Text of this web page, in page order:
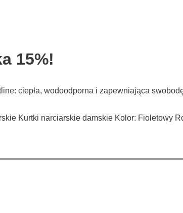
15%!
ciepła, wodoodporna i zapewniająca
Kurtki narciarskie damskie Kolor: Fioletowy